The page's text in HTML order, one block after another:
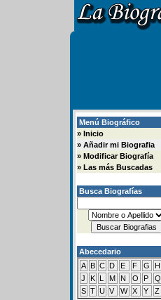
Menú Biográfico
» Inicio
» Añadir mi Biografia
» Modificar Biografía
» Las más Buscadas
Busca Biografías
Abecedario
A B C D E F G H
J
K L M N O P Q
S T U V W X Y Z